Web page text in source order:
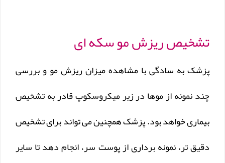
تشخیص ریزش مو سکه ای
پزشک به سادگی با مشاهده میزان ریزش مو و بررسی
چند نمونه از موها در زیر میکروسکوپ قادر به تشخیص
بیماری خواهد بود. پزشک همچنین می تواند برای تشخیص
دقیق تر، نمونه برداری از پوست سر، انجام دهد تا سایر